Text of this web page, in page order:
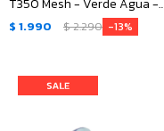
T350 Mesh - Verde Agua -
Anaranjado
$ 1.990 $2.290 13